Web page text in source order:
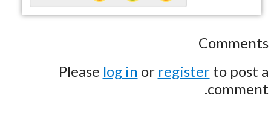
Comments
Please log in or registerto post a
comment.